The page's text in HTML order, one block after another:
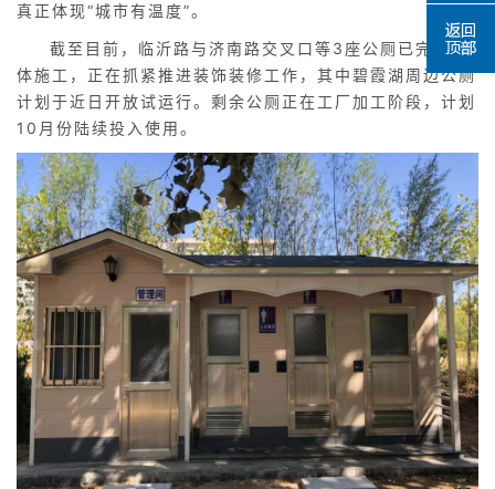
真正体现“城市有温度”。
截至目前，临沂路与济南路交叉口等3座公厕已完成主
体施工，正在抓紧推进装饰装修工作，其中碧霞湖周边公厕
计划于近日开放试运行。剩余公厕正在工厂加工阶段，计划
10月份陆续投入使用。